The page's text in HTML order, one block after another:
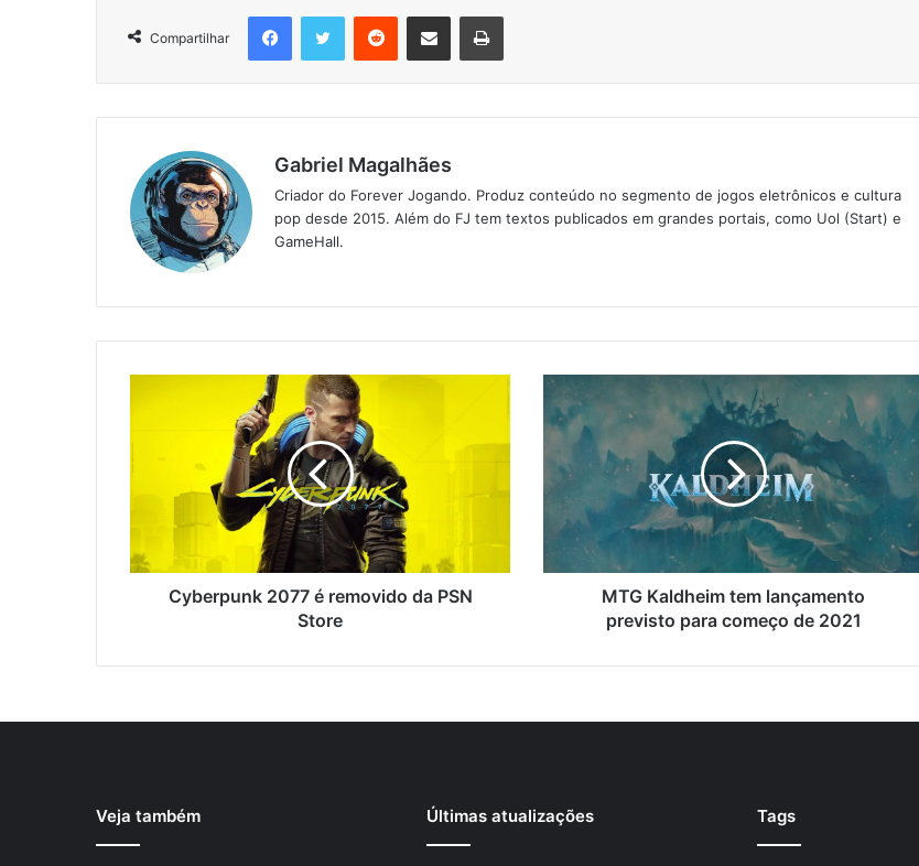
Compartilhar
Gabriel Magalhães
Criador do Forever Jogando. Produz conteúdo no segmento de jogos eletrônicos e cultura
pop desde 2015. Além do FJ tem textos publicados em grandes portais, como Uol (Start) e
GameHall.
Cyberpunk 2077 é removido da PSN
Store
MTG Kaldheim tem lançamento
previsto para começo de 2021
Veja também Últimas atualizações Tags